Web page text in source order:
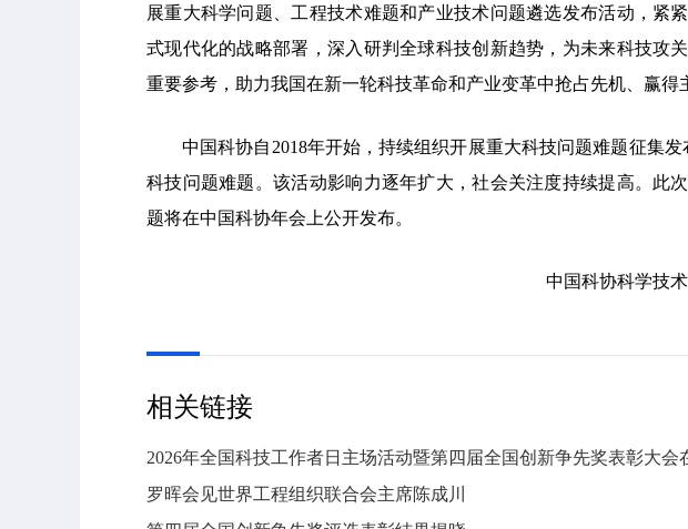
展重大科学问题、工程技术难题和产业技术问题遴选发布活动，紧
式现代化的战略部署，深入研判全球科技创新趋势，为未来科技攻
重要参考，助力我国在新一轮科技革命和产业变革中抢占先机、赢得
中国科协自2018年开始，持续组织开展重大科技问题难题征集
科技问题难题。该活动影响力逐年扩大，社会关注度持续提高。此
题将在中国科协年会上公开发布。
中国科协科学技
相关链接
2026年全国科技工作者日主场活动暨第四届全国创新争先奖表彰大会
罗晖会见世界工程组织联合会主席陈成川